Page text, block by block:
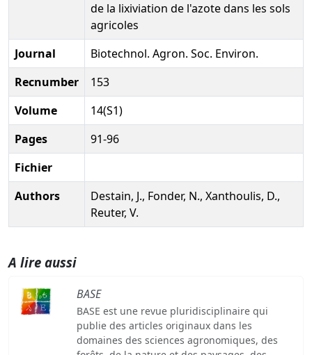
de la lixiviation de l'azote dans les sols
agricoles
Journal
Biotechnol. Agron. Soc. Environ.
Recnumber
153
Volume
14(S1)
Pages
91-96
Fichier
Authors
Destain, J., Fonder, N., Xanthoulis, D.,
Reuter, V.
A lire aussi
BASE
BASE est une revue pluridisciplinaire qui
publie des articles originaux dans les
domaines des sciences agronomiques, des